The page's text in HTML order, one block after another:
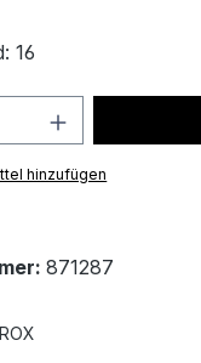
16
Anzahl: Gib
hinzufügen
871287